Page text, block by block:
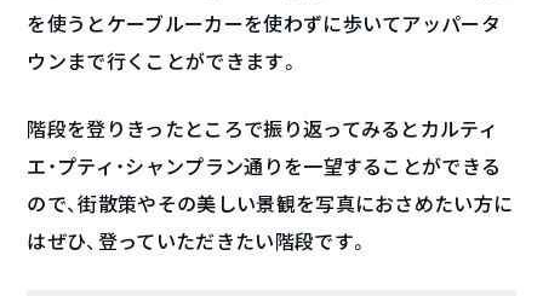
を使うとケーブルーカーを使わずに歩いてアッパータ
ウンまで行くことができます。
階段を登りきったところで振り返ってみるとカルティ
エ・プティ・シャンプラン通りを一望することができる
ので、街散策やその美しい景観を写真におさめたい方に
はぜひ、登っていただきたい階段です。